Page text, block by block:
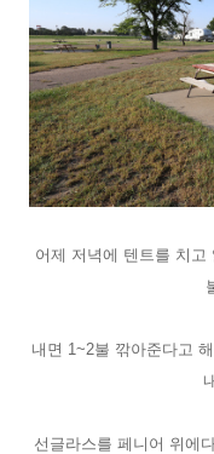
어제 저녁에 텐트를 치고
내면 1~2불 깎아준다고
선글라스를 페니어 위에